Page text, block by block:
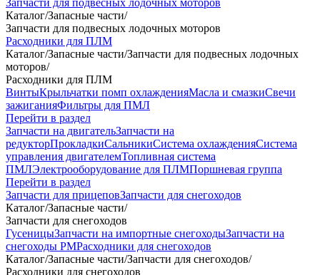
Запчасти для подвесных лодочных моторов
Каталог/Запасные части/
Запчасти для подвесных лодочных моторов
Расходники для ПЛМ
Каталог/Запасные части/Запчасти для подвесных лодочных
моторов/
Расходники для ПЛМ
ВинтыКрыльчатки помп охлажденияМасла и смазкиСвечи
зажиганияФильтры для ПМЛ
Перейти в раздел
Запчасти на двигательЗапчасти на
редукторПрокладкиСальникиСистема охлажденияСистема
управления двигателемТопливная система
ПМЛЭлектрооборудование для ПЛМПоршневая группа
Перейти в раздел
Запчасти для прицеповЗапчасти для снегоходов
Каталог/Запасные части/
Запчасти для снегоходов
ГусеницыЗапчасти на импортные снегоходыЗапчасти на
снегоходы РМРасходники для снегоходов
Каталог/Запасные части/Запчасти для снегоходов/
Расходники для снегоходов